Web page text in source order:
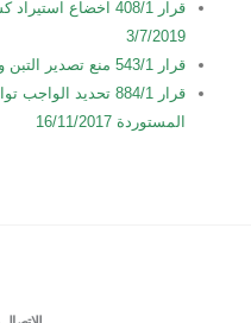
قرار 408/1 اخضاع
3/7/2019
قرار 543/1 منع تصدير التبن والقش 15/6/2012
قرار 884/1 تحديد
المستوردة 16/11/2017